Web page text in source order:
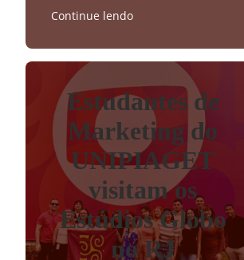
Continue lendo
Estudantes de
Marketing do
UNIPIAGET
visitam os
Estúdios Globo
no RJ